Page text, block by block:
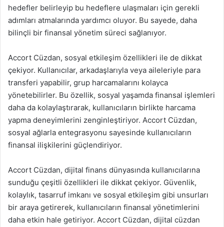
hedefler belirleyip bu hedeflere ulaşmaları için gerekli
adımları atmalarında yardımcı oluyor. Bu sayede, daha
bilinçli bir finansal yönetim süreci sağlanıyor.
Accort Cüzdan, sosyal etkileşim özellikleri ile de dikkat
çekiyor. Kullanıcılar, arkadaşlarıyla veya aileleriyle para
transferi yapabilir, grup harcamalarını kolayca
yönetebilirler. Bu özellik, sosyal yaşamda finansal işlemleri
daha da kolaylaştırarak, kullanıcıların birlikte harcama
yapma deneyimlerini zenginleştiriyor. Accort Cüzdan,
sosyal ağlarla entegrasyonu sayesinde kullanıcıların
finansal ilişkilerini güçlendiriyor.
Accort Cüzdan, dijital finans dünyasında kullanıcılarına
sunduğu çeşitli özellikleri ile dikkat çekiyor. Güvenlik,
kolaylık, tasarruf imkanı ve sosyal etkileşim gibi unsurları
bir araya getirerek, kullanıcıların finansal yönetimlerini
daha etkin hale getiriyor. Accort Cüzdan, dijital cüzdan